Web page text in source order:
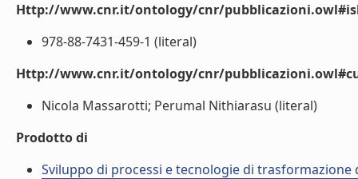
Http://www.cnr.it/ontology/cnr/
978-88-7431-459-1 (literal)
Http://www.cnr.it/ontology/cnr/
Nicola Massarotti; Perumal Nithiarasu (literal)
Prodotto di
Sviluppo di processi e tecnologie di